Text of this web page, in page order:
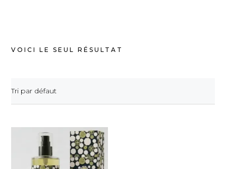
VOICI LE SEUL RÉSULTAT
Tri par défaut